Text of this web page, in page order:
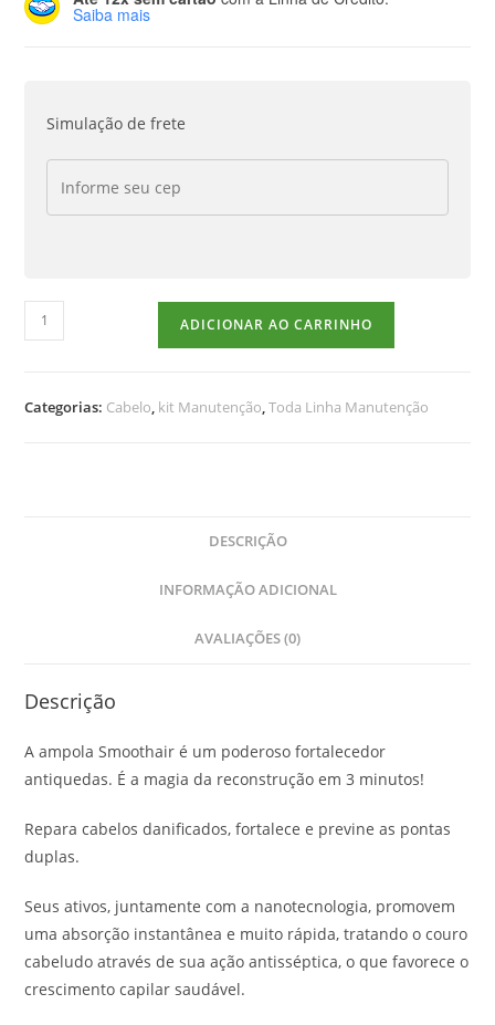
Saiba mais
Simulação de frete
ADICIONAR AO CARRINHO
Categorias: Cabelo, kit Manutenção,Toda Linha Manutenção
DESCRIÇÃO
INFORMAÇÃO ADICIONAL
AVALIAÇÕES (0)
Descrição
A ampola Smoothair é um poderoso fortalecedor
antiquedas. É a magia da reconstrução em 3 minutos!
Repara cabelos danificados, fortalece e previne as pontas
duplas.
Seus ativos, juntamente com a nanotecnologia, promovem
uma absorção instantânea e muito rápida, tratando o couro
cabeludo através de sua ação antisséptica, o que favorece o
crescimento capilar saudável.